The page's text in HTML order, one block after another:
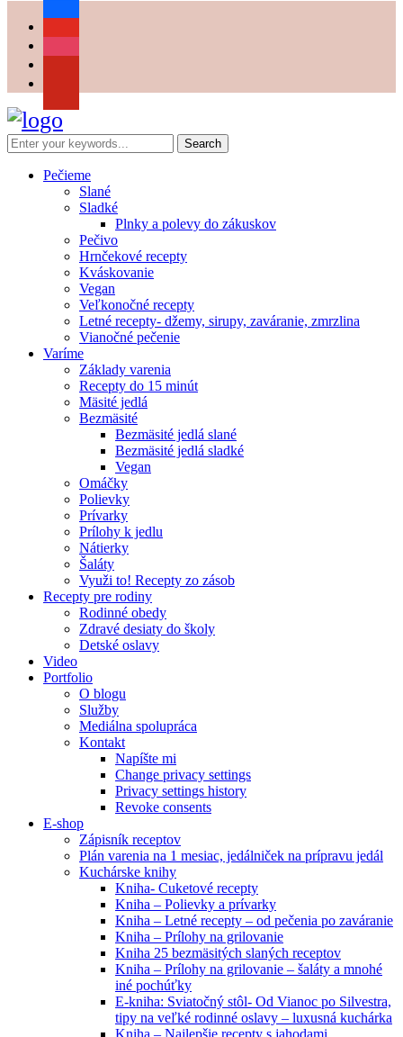
Pečieme
Slané
Sladké
Plnky a polevy do zákuskov
Pečivo
Hrnčekové recepty
Kváskovanie
Vegan
Veľkonočné recepty
Letné recepty- džemy, sirupy, zaváranie, zmrzlina
Vianočné pečenie
Varíme
Základy varenia
Recepty do 15 minút
Mäsité jedlá
Bezmäsité
Bezmäsité jedlá slané
Bezmäsité jedlá sladké
Vegan
Omáčky
Polievky
Prívarky
Prílohy k jedlu
Nátierky
Šaláty
Využi to! Recepty zo zásob
Recepty pre rodiny
Rodinné obedy
Zdravé desiaty do školy
Detské oslavy
Video
Portfolio
O blogu
Služby
Mediálna spolupráca
Kontakt
Napíšte mi
Change privacy settings
Privacy settings history
Revoke consents
E-shop
Zápisník receptov
Plán varenia na 1 mesiac, jedálniček na prípravu jedál
Kuchárske knihy
Kniha- Cuketové recepty
Kniha – Polievky a prívarky
Kniha – Letné recepty – od pečenia po zaváranie
Kniha – Prílohy na grilovanie
Kniha 25 bezmäsitých slaných receptov
Kniha – Prílohy na grilovanie – šaláty a mnohé
iné pochúťky
E-kniha: Sviatočný stôl- Od Vianoc po Silvestra,
tipy na veľké rodinné oslavy – luxusná kuchárka
Kniha – Najlepšie recepty s jahodami